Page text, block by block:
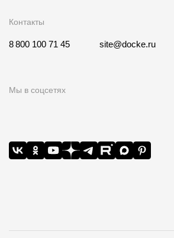
Отправка рекламации
Предложения по сотрудничеству
B2B
Где купить?
Контакты
8 800 100 71 45 site@docke.ru
Мы в соцсетях